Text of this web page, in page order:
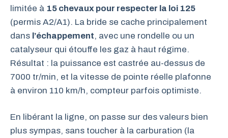
limitée à 15 chevaux pour respecter la loi 125
(permis A2/A1). La bride se cache principalement
dans l’échappement, avec une rondelle ou un
catalyseur qui étouffe les gaz à haut régime.
Résultat : la puissance est castrée au-dessus de
7000 tr/min, et la vitesse de pointe réelle plafonne
à environ 110 km/h, compteur parfois optimiste.
En libérant la ligne, on passe sur des valeurs bien
plus sympas, sans toucher à la carburation (la